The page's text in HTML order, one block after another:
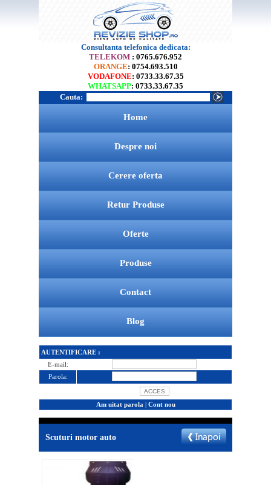
Consultanta telefonica dedicata:
TELEKOM : 0765.676.952
ORANGE: 0754.693.510
VODAFONE: 0733.33.67.35
WHATSAPP: 0733.33.67.35
Cauta:
Home
Despre noi
Cerere oferta
Retur Produse
Oferte
Produse
Contact
Blog
AUTENTIFICARE :
E-mail:
Parola:
Am uitat parola | Cont nou
Scuturi motor auto